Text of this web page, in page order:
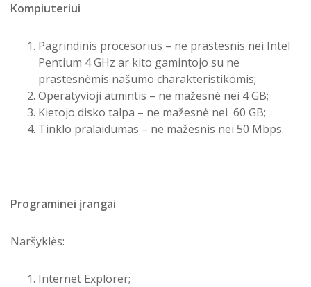
Kompiuteriui
Pagrindinis procesorius – ne prastesnis nei Intel
Pentium 4 GHz ar kito gamintojo su ne
prastesnėmis našumo charakteristikomis;
Operatyvioji atmintis – ne mažesnė nei 4 GB;
Kietojo disko talpa – ne mažesnė nei 60 GB;
Tinklo pralaidumas – ne mažesnis nei 50 Mbps.
Programinei įrangai
Naršyklės:
Internet Explorer;